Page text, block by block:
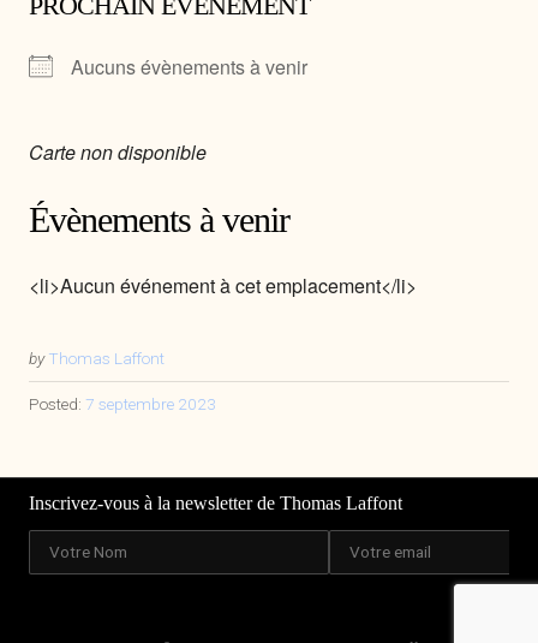
Aucuns évènements à venir
Carte non disponible
Évènements à venir
<li>Aucun événement à cet emplacement</li>
by Thomas Laffont
Posted: 7 septembre 2023
Inscrivez-vous à la newsletter de Thomas Laffont